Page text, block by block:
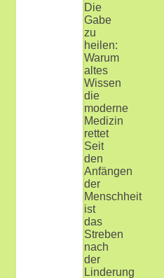
Die
Gabe
zu
heilen:
Warum
altes
Wissen
die
moderne
Medizin
rettet
Seit
den
Anfängen
der
Menschheit
ist
das
Streben
nach
der
Linderung